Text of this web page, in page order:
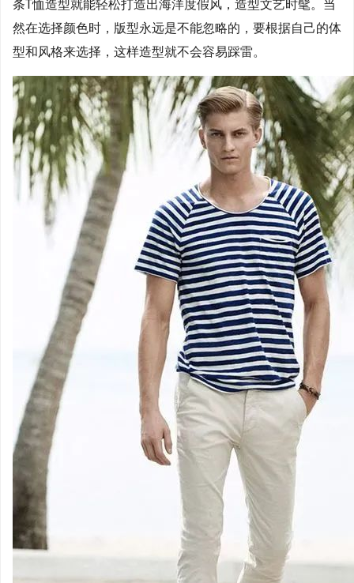
条T恤造型就能轻松打造出海洋度假风，造型文艺时髦。当
然在选择颜色时，版型永远是不能忽略的，要根据自己的体
型和风格来选择，这样造型就不会容易踩雷。